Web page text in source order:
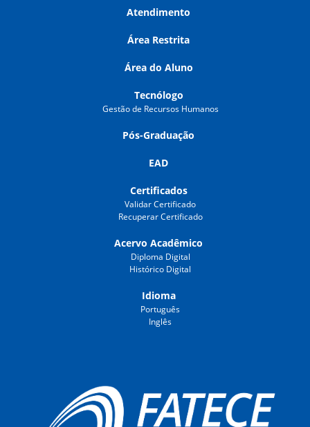
Atendimento
Área Restrita
Área do Aluno
Tecnólogo
Gestão de Recursos Humanos
Pós-Graduação
EAD
Certificados
Validar Certificado
Recuperar Certificado
Acervo Acadêmico
Diploma Digital
Histórico Digital
Idioma
Português
Inglês